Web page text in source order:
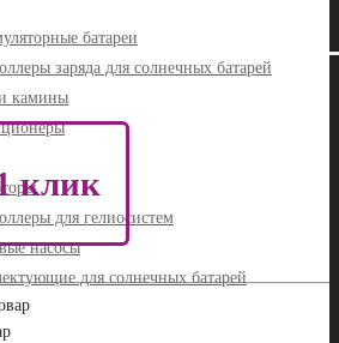
батареи
заряда для солнечных батарей
камины
для гелиосистем
насосы
для солнечных батарей
клик